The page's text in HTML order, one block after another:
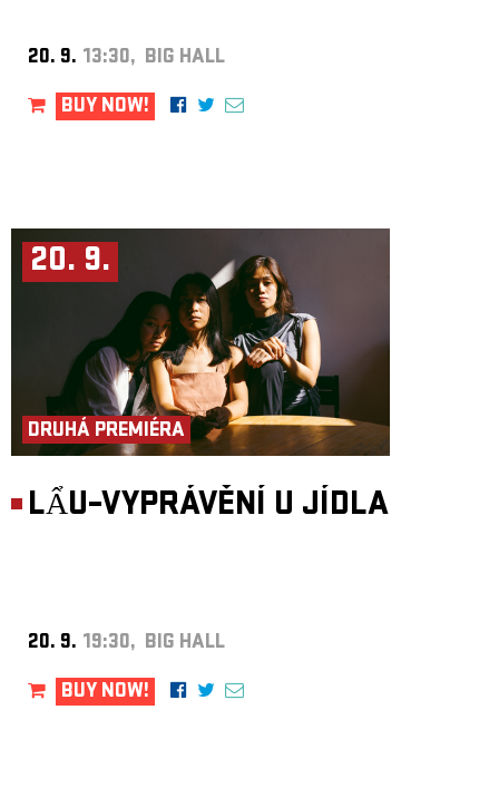
20. 9. 13:30, BIG HALL
BUY NOW!
20. 9.
DRUHÁ PREMIÉRA
LẨU–VYPRÁVĚNÍ U JÍDLA
20. 9. 19:30, BIG HALL
BUY NOW!